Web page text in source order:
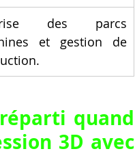
des parcs
et gestion de
quand
3D avec